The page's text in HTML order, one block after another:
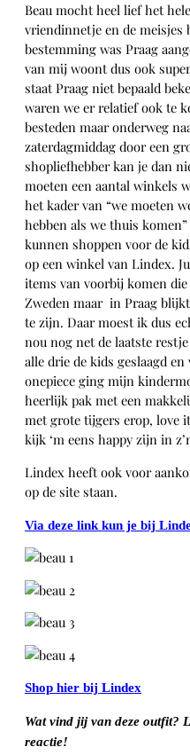
Beau mocht heel lief het
vriendinnetje en de meisjes
bestemming was Praag
van mij woont dus ook
staat Praag niet bepaald
waren we er relatief ook te
besteden maar onderweg
zaterdagmiddag door een
shopliefhebber kan je dan
moeten een aantal winkels
het kader van “we moeten
hebben als we thuis
kunnen shoppen voor de
op een winkel van Lindex.
items van voorbij komen
Zweden maar in Praag
te zijn. Daar moest ik dus
nou nog net de laatste
alle drie de kids geslaagd en
onepiece ging mijn
heerlijk pak met een
met grote tijgers erop, love
kijk ‘m eens happy zijn in
Lindex heeft ook voor
op de site staan.
Via deze link kun je bij
Shop hier bij Lindex
Wat vind jij van deze outfit?
reactie!